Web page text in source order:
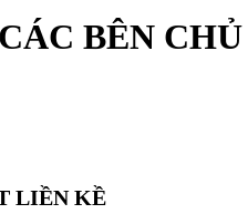
BÊN CHỦ
LIỀN KỀ